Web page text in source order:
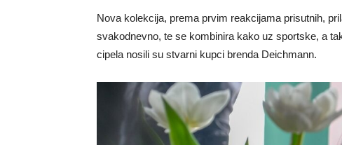
Nova kolekcija, prema prvim reakcijama prisutnih,
svakodnevno, te se kombinira kako uz sportske, a
cipela nosili su stvarni kupci brenda Deichmann.